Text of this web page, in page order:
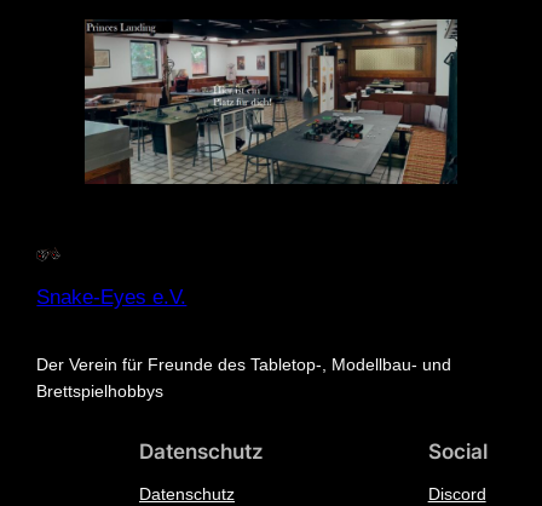
Snake-Eyes e.V.
Der Verein für Freunde des Tabletop-, Modellbau- und
Brettspielhobbys
Datenschutz
Datenschutz
Social
Discord